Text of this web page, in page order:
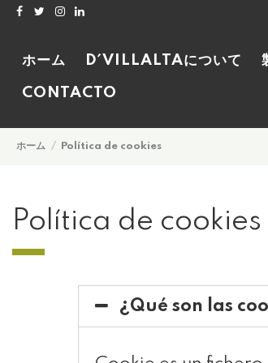
ホーム D´VILLALTAについて
CONTACTO
ホーム Política de cookies
Política de cookies
¿Qué son las